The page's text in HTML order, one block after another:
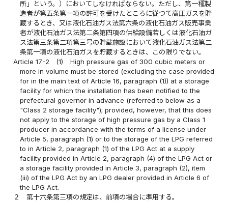
所」という。）においてしなければならない。ただし、第一種製
造者が第五条第一項の許可を受けたところに従つて高圧ガスを貯
蔵するとき、又は液化石油ガス法第六条の液化石油ガス販売事業
者が液化石油ガス法第二条第四項の供給設備若しくは液化石油ガ
ス法第三条第二項第三号の貯蔵施設において液化石油ガス法第二
条第一項の液化石油ガスを貯蔵するときは、この限りでない。
Article 17-2
(1)
High pressure gas of 300 cubic meters or
more in volume must be stored (excluding the case provided
for in the main text of Article 16, paragraph (1)) at a storage
facility for which the installation has been notified to the
prefectural governor in advance (referred to below as a
"Class 2 storage facility"); provided, however, that this does
not apply to the storage of high pressure gas by a Class 1
producer in accordance with the terms of a license under
Article 5, paragraph (1) or to the storage of the LPG referred
to in Article 2, paragraph (1) of the LPG Act at a supply
facility provided in Article 2, paragraph (4) of the LPG Act or
a storage facility provided in Article 3, paragraph (2), item
(iii) of the LPG Act by an LPG dealer provided in Article 6 of
the LPG Act.
２
第十六条第三項の規定は、前項の場合に準用する。